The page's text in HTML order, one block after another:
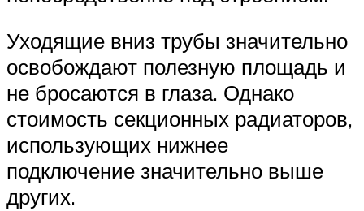
Уходящие вниз трубы значительно
освобождают полезную площадь и
не бросаются в глаза. Однако
стоимость секционных радиаторов,
использующих нижнее
подключение значительно выше
других.